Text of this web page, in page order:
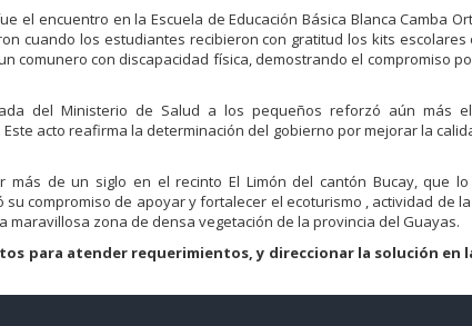
el encuentro en la Escuela de Educación Básica Blanca Camba
cuando los estudiantes recibieron con gratitud los kits
comunero con discapacidad física, demostrando el compromiso
del Ministerio de Salud a los pequeños reforzó aún más
acto reafirma la determinación del gobierno por mejorar la
de un siglo en el recinto El Limón del cantón Bucay, que
compromiso de apoyar y fortalecer el ecoturismo , actividad de
zona de densa vegetación de la provincia del Guayas.
para atender requerimientos, y direccionar la solución en